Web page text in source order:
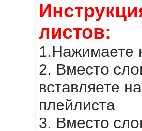
листов:
1.Нажимаете
2. Вместо
вставляете
плейлиста
3. Вместо